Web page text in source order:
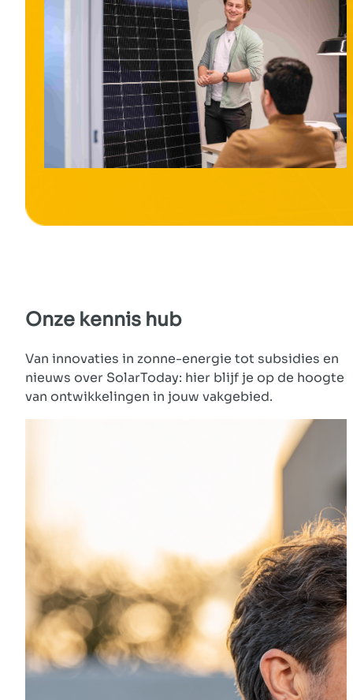
Onze kennis hub
Van innovaties in zonne-energie tot subsidies en
nieuws over SolarToday: hier blijf je op de hoogte
van ontwikkelingen in jouw vakgebied.